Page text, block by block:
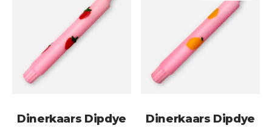
Dinerkaars Dipdye
Dinerkaars Dipdye